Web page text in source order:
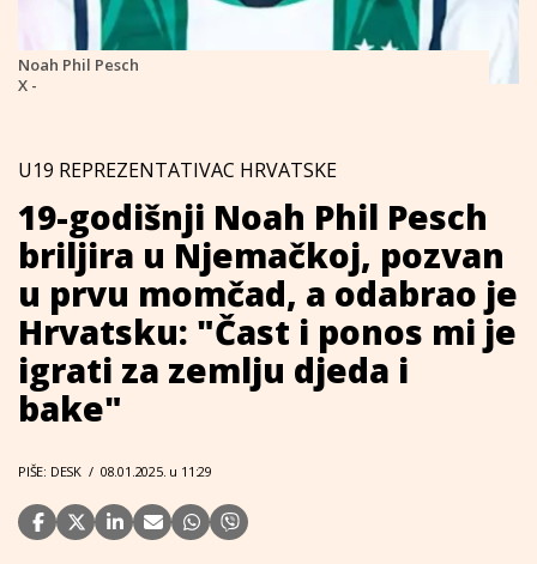
Noah Phil Pesch
X -
U19 REPREZENTATIVAC HRVATSKE
19-godišnji Noah Phil Pesch
briljira u Njemačkoj, pozvan
u prvu momčad, a odabrao je
Hrvatsku: "Čast i ponos mi je
igrati za zemlju djeda i
bake"
PIŠE: DESK / 08.01.2025. u 11:29